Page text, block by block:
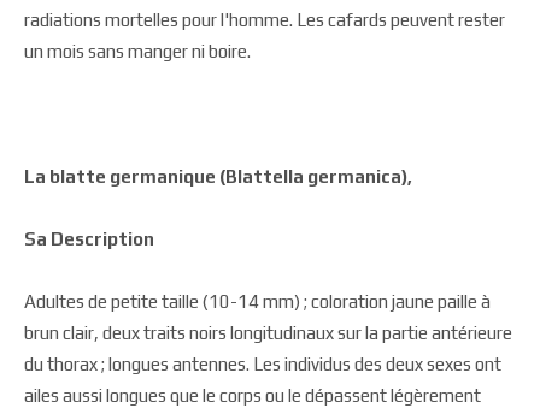
radiations mortelles pour l'homme. Les cafards peuvent rester
un mois sans manger ni boire.
La blatte germanique (Blattella germanica),
Sa Description
Adultes de petite taille (10-14 mm) ; coloration jaune paille à
brun clair, deux traits noirs longitudinaux sur la partie antérieure
du thorax ; longues antennes. Les individus des deux sexes ont
ailes aussi longues que le corps ou le dépassent légèrement